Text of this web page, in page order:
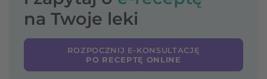
na Twoje leki
ROZPOCZNIJ E-KONSULTACJĘ
PO RECEPTĘ ONLINE